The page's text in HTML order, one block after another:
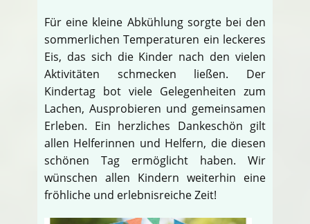
Für eine kleine Abkühlung sorgte bei den
sommerlichen Temperaturen ein leckeres
Eis, das sich die Kinder nach den vielen
Aktivitäten schmecken ließen. Der
Kindertag bot viele Gelegenheiten zum
Lachen, Ausprobieren und gemeinsamen
Erleben. Ein herzliches Dankeschön gilt
allen Helferinnen und Helfern, die diesen
schönen Tag ermöglicht haben. Wir
wünschen allen Kindern weiterhin eine
fröhliche und erlebnisreiche Zeit!